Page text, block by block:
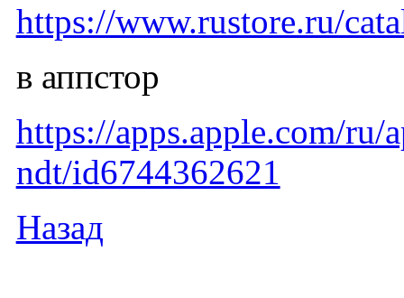
https://www.rustore.ru/
в аппстор
https://apps.apple.com/
ndt/id6744362621
Назад